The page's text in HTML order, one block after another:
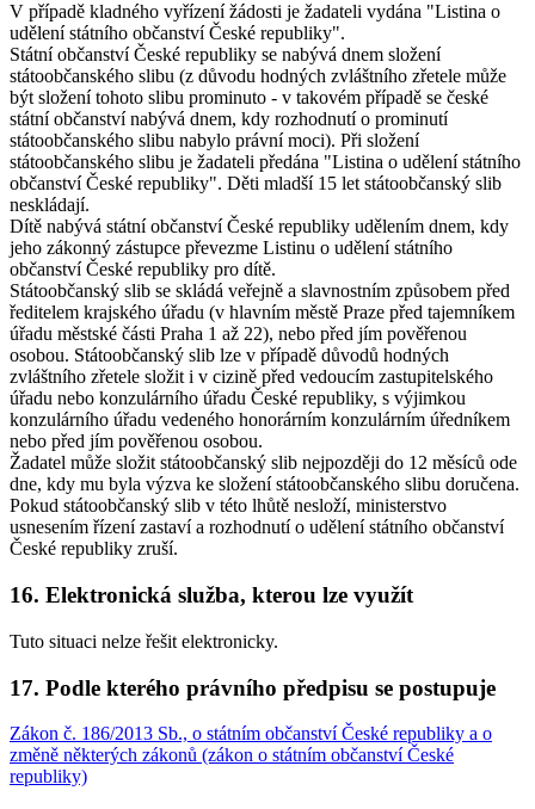
V případě kladného vyřízení žádosti je žadateli vydána "Listina o
udělení státního občanství České republiky".
Státní občanství České republiky se nabývá dnem složení
státoobčanského slibu (z důvodu hodných zvláštního zřetele může
být složení tohoto slibu prominuto - v takovém případě se české
státní občanství nabývá dnem, kdy rozhodnutí o prominutí
státoobčanského slibu nabylo právní moci). Při složení
státoobčanského slibu je žadateli předána "Listina o udělení státního
občanství České republiky". Děti mladší 15 let státoobčanský slib
neskládají.
Dítě nabývá státní občanství České republiky udělením dnem, kdy
jeho zákonný zástupce převezme Listinu o udělení státního
občanství České republiky pro dítě.
Státoobčanský slib se skládá veřejně a slavnostním způsobem před
ředitelem krajského úřadu (v hlavním městě Praze před tajemníkem
úřadu městské části Praha 1 až 22), nebo před jím pověřenou
osobou. Státoobčanský slib lze v případě důvodů hodných
zvláštního zřetele složit i v cizině před vedoucím zastupitelského
úřadu nebo konzulárního úřadu České republiky, s výjimkou
konzulárního úřadu vedeného honorárním konzulárním úředníkem
nebo před jím pověřenou osobou.
Žadatel může složit státoobčanský slib nejpozději do 12 měsíců ode
dne, kdy mu byla výzva ke složení státoobčanského slibu doručena.
Pokud státoobčanský slib v této lhůtě nesloží, ministerstvo
usnesením řízení zastaví a rozhodnutí o udělení státního občanství
České republiky zruší.
16. Elektronická služba, kterou lze využít
Tuto situaci nelze řešit elektronicky.
17. Podle kterého právního předpisu se postupuje
Zákon č. 186/2013 Sb., o státním občanství České republiky a o
změně některých zákonů (zákon o státním občanství České
republiky)